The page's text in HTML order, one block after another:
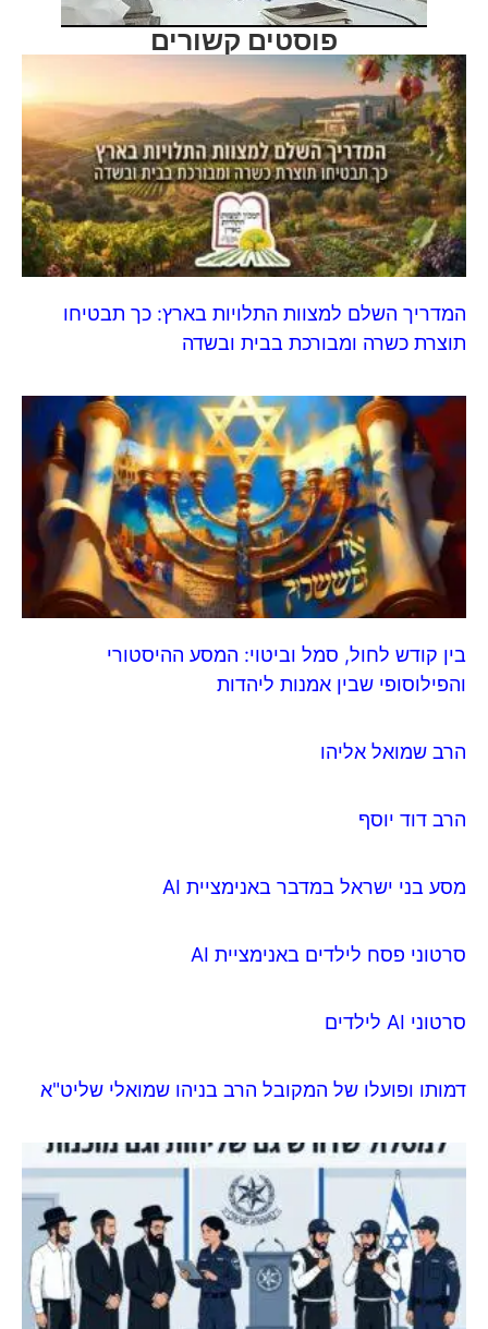
פוסטים קשורים
המדריך השלם למצוות התלויות בארץ: כך תבטיחו
תוצרת כשרה ומבורכת בבית ובשדה
בין קודש לחול, סמל וביטוי: המסע ההיסטורי
והפילוסופי שבין אמנות ליהדות
הרב שמואל אליהו
הרב דוד יוסף
מסע בני ישראל במדבר באנימציית AI
סרטוני פסח לילדים באנימציית AI
סרטוני AI לילדים
דמותו ופועלו של המקובל הרב בניהו שמואלי שליט"א